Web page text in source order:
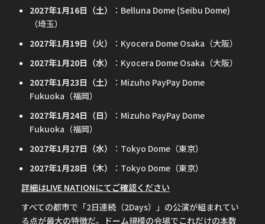
2027年1月16日（土）
：Belluna Dome (Seibu Dome)
（埼玉）
2027年1月19日（火）
：Kyocera Dome Osaka（大阪）
2027年1月20日（水）
：Kyocera Dome Osaka（大阪）
2027年1月23日（土）
：Mizuho PayPay Dome
Fukuoka（福岡）
2027年1月24日（日）
：Mizuho PayPay Dome
Fukuoka（福岡）
2027年1月27日（水）
：Tokyo Dome（東京）
2027年1月28日（木）
：Tokyo Dome（東京）
詳細はLIVE NATIONにてご確認ください
すべての都市で「2日連続（2Days）」の公演が組まれてい
る点が最大の特徴だ。ドーム規模の会場でこれだけの本数